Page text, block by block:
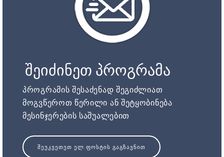
შეიძინეთ პროგრამა
პროგრამის შესაძენად შეგიძლიათ
მოგვწეროთ წერილი ან შეტყობინება
მესინჯერების საშუალებით
ᲨᲔᲣᲙᲕᲔᲗᲔᲗ ᲔᲚ.ᲤᲝᲡᲢᲘᲡ ᲒᲐᲒᲖᲐᲕᲜᲘᲗ